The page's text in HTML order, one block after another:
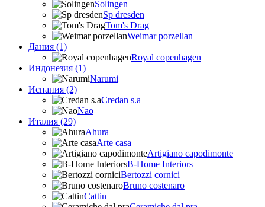
Solingen
Sp dresden
Tom's Drag
Weimar porzellan
Дания (1)
Royal copenhagen
Индонезия (1)
Narumi
Испания (2)
Credan s.a
Nao
Италия (29)
Ahura
Arte casa
Artigiano capodimonte
B-Home Interiors
Bertozzi cornici
Bruno costenaro
Cattin